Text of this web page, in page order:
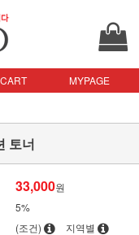
CART MYPAGE
토너
33,000원
5%
(조건) 지역별